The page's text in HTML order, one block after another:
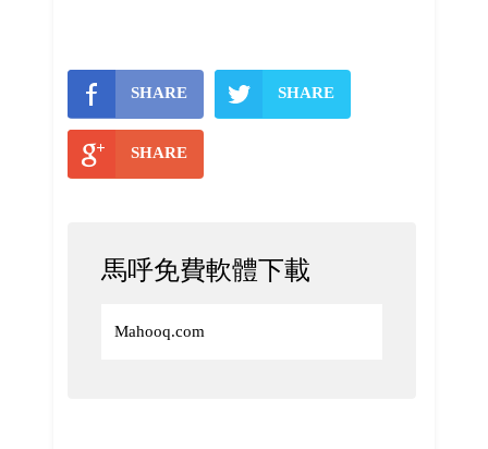
SHARE SHARE
SHARE
馬呼免費軟體下載
Mahooq.com